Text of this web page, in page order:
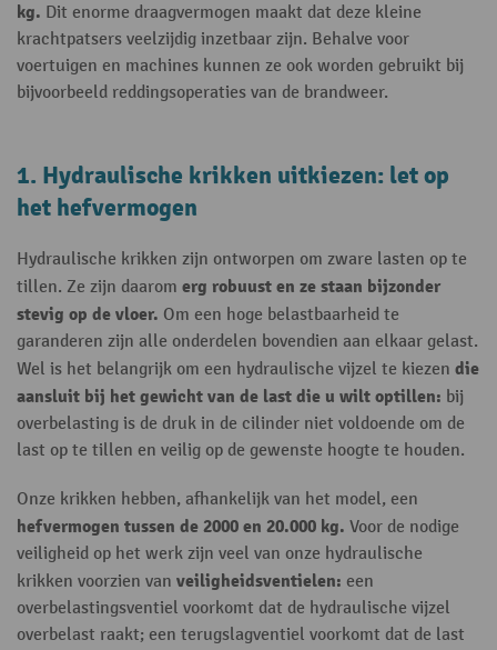
kg. Dit enorme draagvermogen maakt dat deze kleine
krachtpatsers veelzijdig inzetbaar zijn. Behalve voor
voertuigen en machines kunnen ze ook worden gebruikt bij
bijvoorbeeld reddingsoperaties van de brandweer.
1. Hydraulische krikken uitkiezen: let op
het hefvermogen
Hydraulische krikken zijn ontworpen om zware lasten op te
tillen. Ze zijn daarom erg robuust en ze staan bijzonder
stevig op de vloer. Om een hoge belastbaarheid te
garanderen zijn alle onderdelen bovendien aan elkaar gelast.
Wel is het belangrijk om een hydraulische vijzel te kiezen die
aansluit bij het gewicht van de last die u wilt optillen: bij
overbelasting is de druk in de cilinder niet voldoende om de
last op te tillen en veilig op de gewenste hoogte te houden.
Onze krikken hebben, afhankelijk van het model, een
hefvermogen tussen de 2000 en 20.000 kg. Voor de nodige
veiligheid op het werk zijn veel van onze hydraulische
krikken voorzien van veiligheidsventielen: een
overbelastingsventiel voorkomt dat de hydraulische vijzel
overbelast raakt; een terugslagventiel voorkomt dat de last